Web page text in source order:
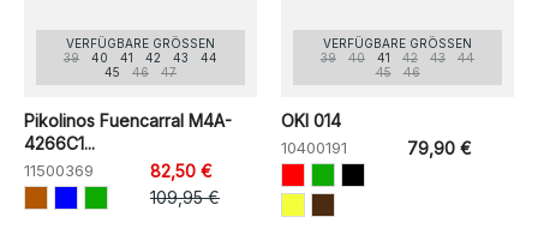
VERFÜGBARE GRÖSSEN
39
40 41 42 43
44
45
46 47
Pikolinos Fuencarral M4A-
4266C1...
11500369
82,50 €
109,95 €
VERFÜGBARE GRÖSSEN
39
40 41 42 43
44
45
46
OKI 014
10400191 79,90 €